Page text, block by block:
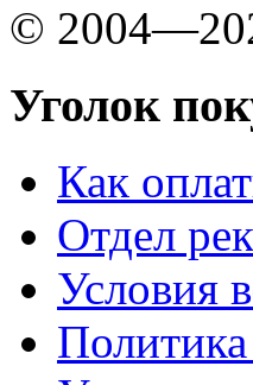
©
Уголок
Как
Отдел
Условия